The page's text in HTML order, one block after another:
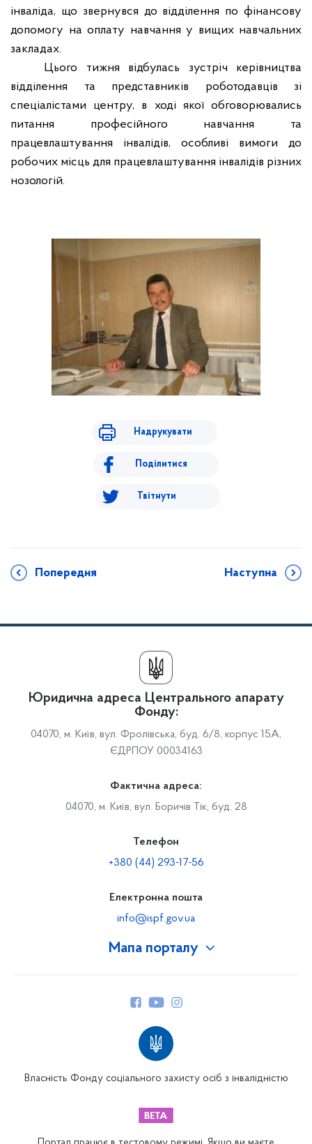
інваліда, що звернувся до відділення по фінансову
допомогу на оплату навчання у вищих навчальних
закладах.
Цього тижня відбулась зустріч керівництва
відділення та представників роботодавців зі
спеціалістами центру, в ході якої обговорювались
питання професійного навчання та
працевлаштування інвалідів, особливі вимоги до
робочих місць для працевлаштування інвалідів різних
нозологій.
Надрукувати
Поділитися
Твітнути
Попередня Наступна
Мапа порталу
Юридична адреса Центрального апарату
Фонду:
04070, м. Київ, вул. Фролівська, буд. 6/8, корпус 15А,
ЄДРПОУ 00034163
Фактична адреса:
04070, м. Київ, вул. Боричів Тік, буд. 28
Телефон
+380 (44) 293-17-56
Електронна пошта
info@ispf.gov.ua
Власність Фонду соціального захисту осіб з інвалідністю